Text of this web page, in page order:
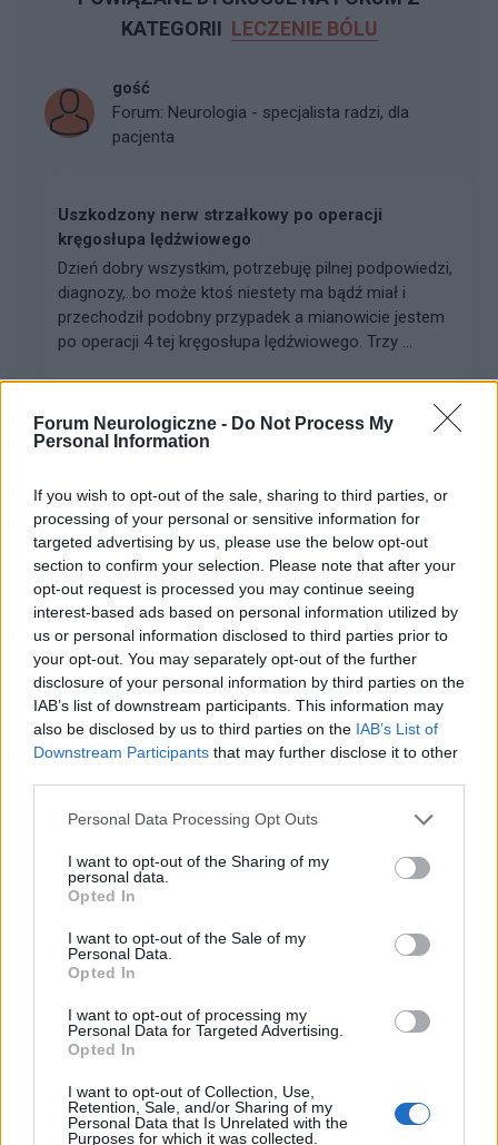
Forum Neurologiczne - Do Not Process My
Personal Information
If you wish to opt-out of the sale, sharing to third parties, or
processing of your personal or sensitive information for
targeted advertising by us, please use the below opt-out
section to confirm your selection. Please note that after your
opt-out request is processed you may continue seeing
interest-based ads based on personal information utilized by
us or personal information disclosed to third parties prior to
your opt-out. You may separately opt-out of the further
disclosure of your personal information by third parties on the
IAB’s list of downstream participants. This information may
also be disclosed by us to third parties on the IAB’s List of
Downstream Participants that may further disclose it to other
Personal Data Processing Opt Outs
I want to opt-out of the Sharing of my
personal data.
Opted In
I want to opt-out of the Sale of my
Personal Data.
Opted In
I want to opt-out of processing my
Personal Data for Targeted Advertising.
Opted In
I want to opt-out of Collection, Use,
Retention, Sale, and/or Sharing of my
Personal Data that Is Unrelated with the
Purposes for which it was collected.
KATEGORII LECZENIE BÓLU
gość
Forum: Neurologia - specjalista radzi, dla
pacjenta
Uszkodzony nerw strzałkowy po operacji
kręgosłupa lędźwiowego
Dzień dobry wszystkim, potrzebuję pilnej podpowiedzi,
diagnozy,..bo może ktoś niestety ma bądź miał i
przechodził podobny przypadek a mianowicie jestem
po operacji 4 tej kręgosłupa lędźwiowego. Trzy ...
gość
Forum:Neurologia - forum dla rodziny i pacjenta
Uszkodzony nerw strzałkowy lewej nogi po
operacji kręgosłupa lędźwiowego
Dzień dobry wszystkim, potrzebuję pilnej podpowiedzi,
diagnozy,..bo może ktoś niestety ma bądź miał i
przechodził podobny przypadek a mianowicie jestem
po operacji 4 tej kręgosłupa lędźwiowego. Trzy...
gość
Forum:Neurologia - forum dla rodziny i pacjenta
Guz przypadkiem mózgowej
Witam.Zmagam się z guzem przysadki mózgowej.
Problem ze wzrokiem ,bol głowy..Operację miałam w
2001r.Jednak po 0,5 roku zrobiłam kontrolny rezonans
,okazało się, że guz umiejscowiony na skrzyżowaniu...
gość
Forum: Neurologia - forum dla rodziny i pacjenta
Zawroty głowy u 7 latka